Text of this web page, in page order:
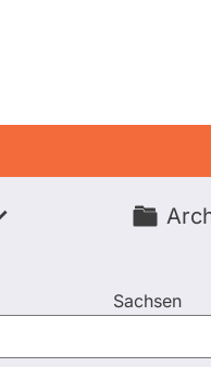
Sachsen